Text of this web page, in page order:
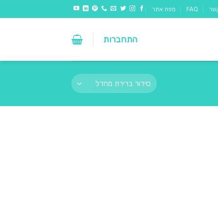
FAQ מפת אתר
התחברות